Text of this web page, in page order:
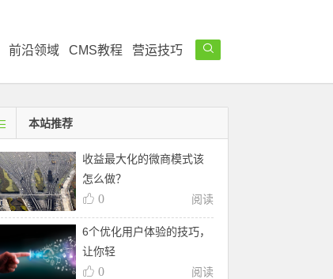
前沿领域 CMS教程 营运技巧
本站推荐
收益最大化的微商模式该
怎么做？
阅读
0
6个优化用户体验的技巧，
让你轻
阅读
0